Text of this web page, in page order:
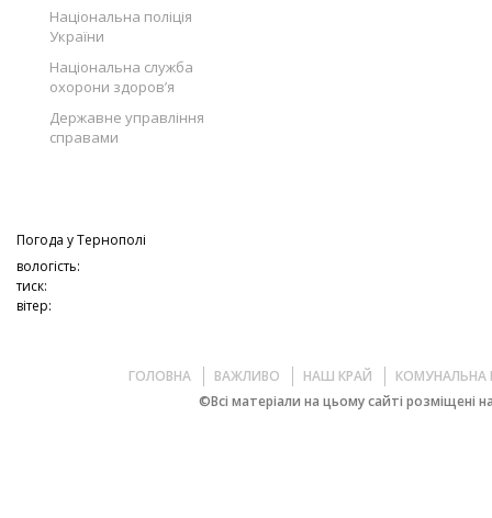
Національна поліція
України
Національна служба
охорони здоров’я
Державне управління
справами
Погода уТернополі
вологість:
тиск:
вітер:
ГОЛОВНА ВАЖЛИВО НАШ КРАЙ
КОМУНАЛЬНА
©Всі матеріали на цьому сайті розміщені